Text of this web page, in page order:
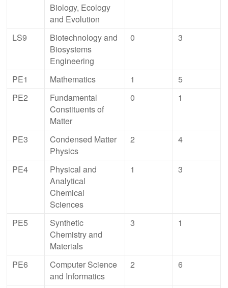
Biology, Ecology
and Evolution
LS9
Biotechnology and
Biosystems
Engineering
0 3
PE1 Mathematics 1
5
PE2
Fundamental
Constituents of
Matter
0 1
PE3
Condensed Matter
Physics
2 4
PE4
Physical and
Analytical
Chemical
Sciences
1 3
PE5
Synthetic
Chemistry and
Materials
3 1
PE6
Computer Science
and Informatics
2 6